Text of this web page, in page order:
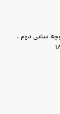
ساعی دوم ،